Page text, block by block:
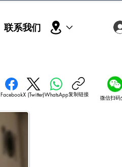
联系我们
微信扫码
FacebookX (Twitter)WhatsApp复制链接